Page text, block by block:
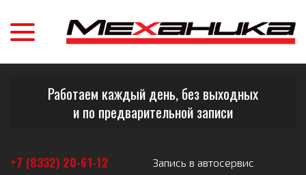
Работаем каждый день, без выходных
и по предварительной записи
+7 (8332) 20-61-12 Запись в автосервис